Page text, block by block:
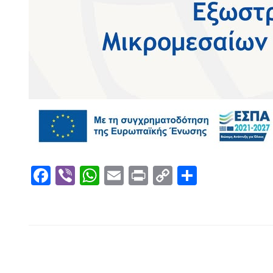
Facebook
ViberWhatsApp
EmailPrintCopy